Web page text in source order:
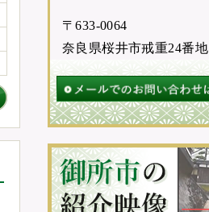
〒633-0064
奈良県桜井市戒重24番地